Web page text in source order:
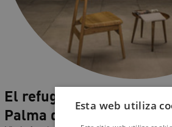
El refugio rural de la
Palma de Mallorca
Esta web utiliza